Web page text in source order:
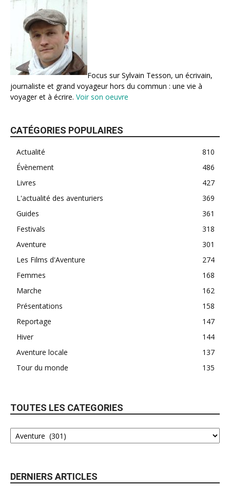
Focus sur Sylvain Tesson, un écrivain,
journaliste et grand voyageur hors du commun : une vie à
voyager et à écrire. Voir son oeuvre
CATÉGORIES POPULAIRES
Actualité
810
Évènement
486
Livres
427
L'actualité des aventuriers
369
Guides
361
Festivals
318
Aventure
301
Les Films d'Aventure
274
Femmes
168
Marche
162
Présentations
158
Reportage
147
Hiver
144
Aventure locale
137
Tour du monde
135
TOUTES LES CATEGORIES
DERNIERS ARTICLES